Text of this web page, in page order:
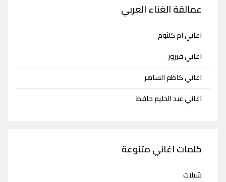
عمالقة الغناء العربي
اغاني ام كلثوم
اغاني فيروز
اغاني كاظم الساهر
اغاني عبد الحليم حافظ
كلمات اغاني متنوعة
شيلات